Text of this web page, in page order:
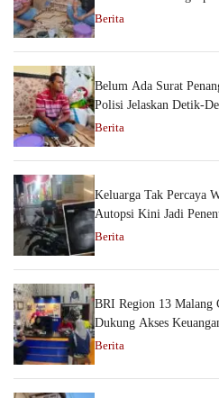
Berita
Belum Ada Surat
Polisi Jelaskan Detik-
Berita
Keluarga Tak Percaya
Autopsi Kini Jadi
Berita
BRI Region 13 Malang
Dukung Akses
Berita